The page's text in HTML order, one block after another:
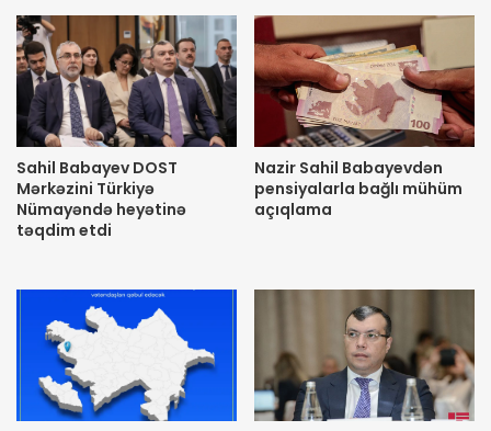
Sahil Babayev DOST
Mərkəzini Türkiyə
Nümayəndə heyətinə
təqdim etdi
Nazir Sahil Babayevdən
pensiyalarla bağlı mühüm
açıqlama